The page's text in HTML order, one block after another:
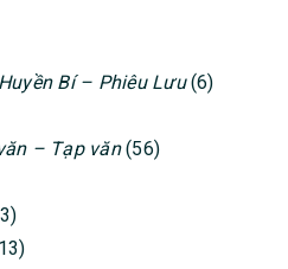
Bí – Phiêu Lưu(6)
– Tạp văn(56)